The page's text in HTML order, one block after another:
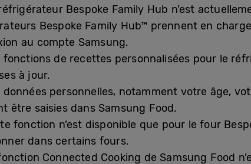
Bespoke Family Hub n’est
Bespoke Family Hub™ prennent en
au compte Samsung.
fonctions de recettes personnalisées pour le
à jour.
données personnelles, notamment votre âge,
être saisies dans Samsung Food.
fonction n’est disponible que pour le four
dans certains fours.
Connected Cooking de Samsung Food